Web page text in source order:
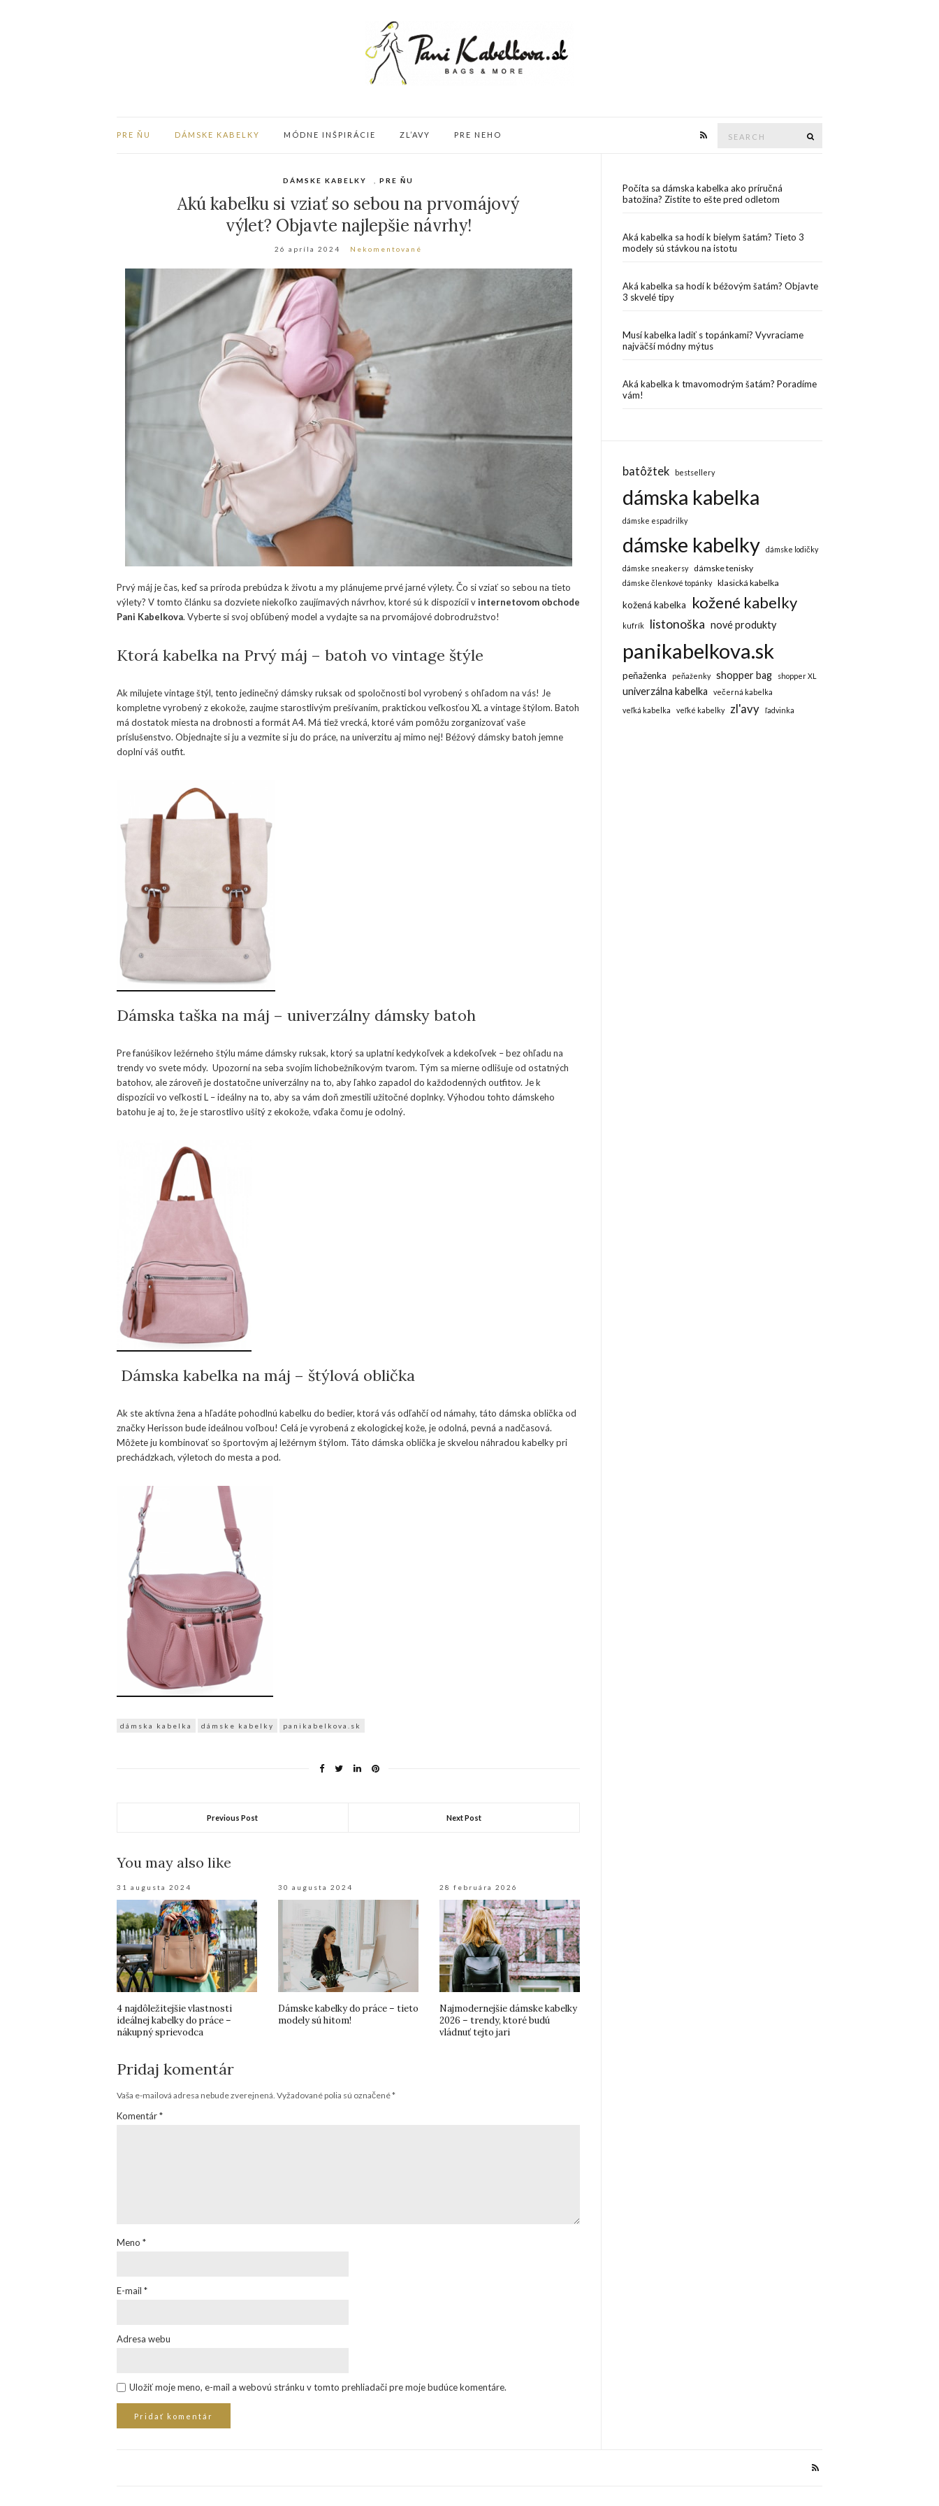
PRE ŇU DÁMSKE KABELKY MÓDNE INŠPIRÁCIE ZL’AVY PRE NEHO
DÁMSKE KABELKY ,PRE ŇU
Akú kabelku si vziať so sebou na prvomájový
výlet? Objavte najlepšie návrhy!
26 apríla 2024 Nekomentované
Prvý máj je čas, keď sa príroda prebúdza k životu a my plánujeme prvé jarné výlety. Čo si vziať so sebou na tieto
výlety? V tomto článku sa dozviete niekoľko zaujímavých návrhov, ktoré sú k dispozícii vinternetovom obchode
Pani Kabelkova. Vyberte si svoj obľúbený model a vydajte sa na prvomájové dobrodružstvo!
Ktorá kabelka na Prvý máj – batoh vo vintage štýle
Ak milujete vintage štýl, tento jedinečný dámsky ruksak od spoločnosti bol vyrobený s ohľadom na vás! Je
kompletne vyrobený z ekokože, zaujme starostlivým prešívaním, praktickou veľkosťou XL a vintage štýlom. Batoh
má dostatok miesta na drobnosti a formát A4. Má tiež vrecká, ktoré vám pomôžu zorganizovať vaše
príslušenstvo. Objednajte si ju a vezmite si ju do práce, na univerzitu aj mimo nej! Béžový dámsky batoh jemne
doplní váš outfit.
Dámska taška na máj – univerzálny dámsky batoh
Pre fanúšikov ležérneho štýlu máme dámsky ruksak, ktorý sa uplatní kedykoľvek a kdekoľvek – bez ohľadu na
trendy vo svete módy. Upozorní na seba svojím lichobežníkovým tvarom. Tým sa mierne odlišuje od ostatných
batohov, ale zároveň je dostatočne univerzálny na to, aby ľahko zapadol do každodenných outfitov. Je k
dispozícii vo veľkosti L – ideálny na to, aby sa vám doň zmestili užitočné doplnky. Výhodou tohto dámskeho
batohu je aj to, že je starostlivo ušitý z ekokože, vďaka čomu je odolný.
Dámska kabelka na máj – štýlová oblička
Ak ste aktívna žena a hľadáte pohodlnú kabelku do bedier, ktorá vás odľahčí od námahy, táto dámska oblička od
značky Herisson bude ideálnou voľbou! Celá je vyrobená z ekologickej kože, je odolná, pevná a nadčasová.
Môžete ju kombinovať so športovým aj ležérnym štýlom. Táto dámska oblička je skvelou náhradou kabelky pri
prechádzkach, výletoch do mesta a pod.
dámska kabelka dámske kabelky panikabelkova.sk
Previous Post Next Post
You may also like
31 augusta 2024
4 najdôležitejšie vlastnosti
ideálnej kabelky do práce –
nákupný sprievodca
30 augusta 2024
Dámske kabelky do práce – tieto
modely sú hitom!
28 februára 2026
Najmodernejšie dámske kabelky
2026 – trendy, ktoré budú
vládnuť tejto jari
Pridaj komentár
Vaša e-mailová adresa nebude zverejnená. Vyžadované polia sú označené*
Komentár*
Meno *
E-mail *
Adresa webu
Uložiť moje meno, e-mail a webovú stránku v tomto prehliadači pre moje budúce komentáre.
Počíta sa dámska kabelka ako príručná
batožina? Zistite to ešte pred odletom
Aká kabelka sa hodí k bielym šatám? Tieto 3
modely sú stávkou na istotu
Aká kabelka sa hodí k béžovým šatám? Objavte
3 skvelé tipy
Musí kabelka ladiť s topánkami? Vyvraciame
najväčší módny mýtus
Aká kabelka k tmavomodrým šatám? Poradíme
vám!
batôžtek bestsellery
dámska kabelka
dámske espadrilky
dámske kabelky dámske lodičky
dámske sneakersy dámske tenisky
dámske členkové topánky klasická kabelka
kožená kabelka kožené kabelky
kufrík listonoška nové produkty
panikabelkova.sk
peňaženka peňaženky shopper bag shopper XL
univerzálna kabelka
večerná kabelka
veľká kabelka
veľké kabelky zl'avy ľadvinka